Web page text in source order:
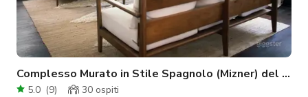
Complesso Murato in Stile Spagnolo (Mizner) del
5.0 (9) 30 ospiti